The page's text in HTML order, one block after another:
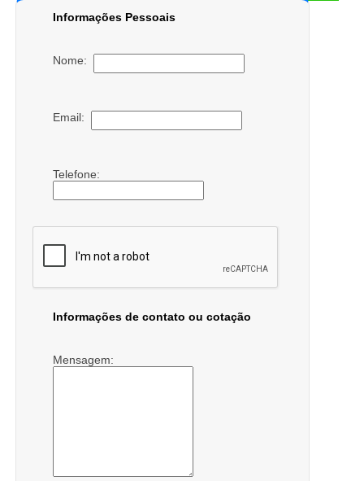
Informações Pessoais
Nome:
Email:
Telefone:
Informações de contato ou cotação
Mensagem: